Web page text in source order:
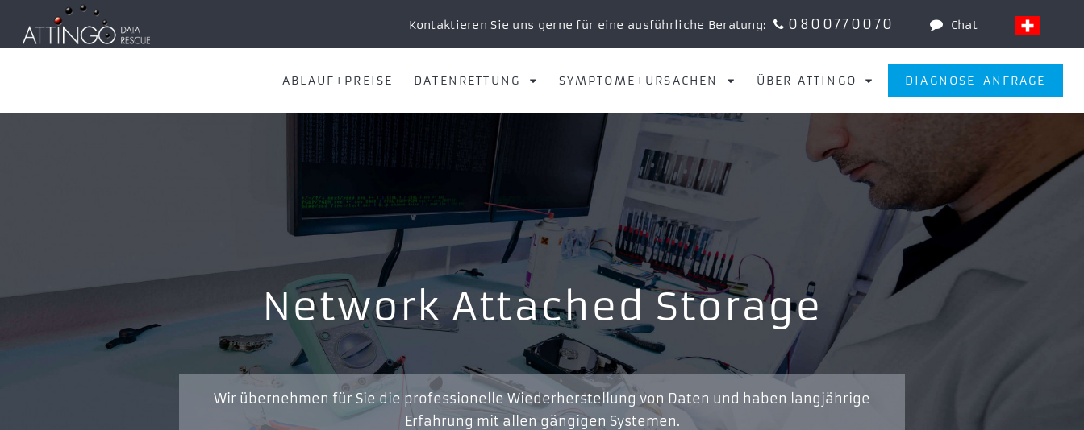
Kontaktieren Sie uns gerne für eine ausführliche Beratung: 0800770070 Chat
ABLAUF+PREISE DATENRETTUNG SYMPTOME+URSACHEN ÜBER ATTINGO DIAGNOSE-ANFRAGE
Network Attached Storage
Wir übernehmen für Sie die professionelle Wiederherstellung von Daten und haben langjährige
Erfahrung mit allen gängigen Systemen.